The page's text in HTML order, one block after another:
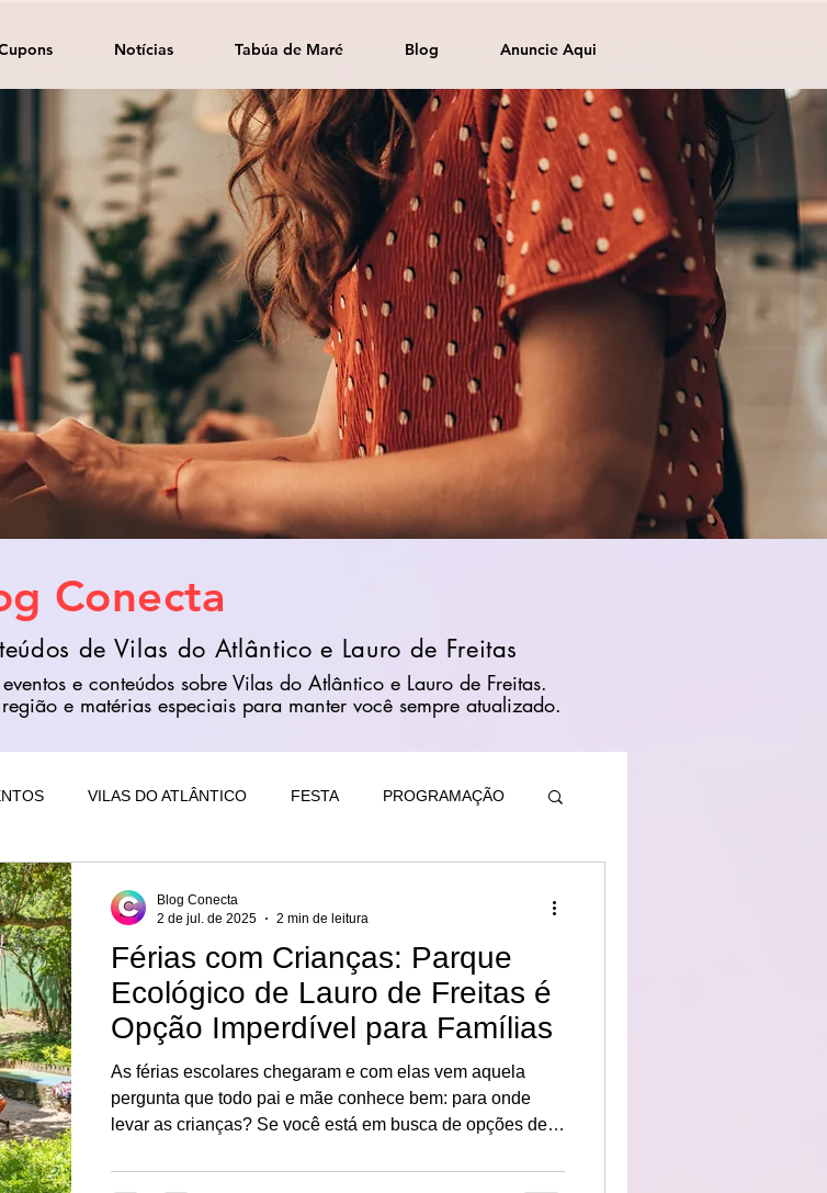
Notícias Tabúa de Maré Blog Anuncie Aqui
Conecta
de Vilas do Atlântico e Lauro de Freitas
e conteúdos sobre Vilas do Atlântico e Lauro de Freitas.
e matérias especiais para manter você sempre atualizado.
VILAS DO ATLÂNTICO FESTA PROGRAMAÇÃO
Férias com Crianças: Parque
Ecológico de Lauro de Freitas é
Opção Imperdível para Famílias
As férias escolares chegaram e com elas vem aquela
pergunta que todo pai e mãe conhece bem: para onde
levar as crianças? Se você está em busca de opções de
custo-benefício, o Parque Ecológico de Lauro de Freitas é
Blog Conecta
2 de jul. de 2025
2 min de leitura